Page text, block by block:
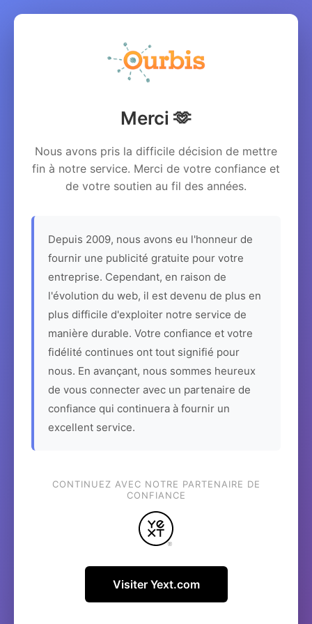
Merci 🫶
Nous avons pris la difficile décision de mettre
fin à notre service. Merci de votre confiance et
de votre soutien au fil des années.
Depuis 2009, nous avons eu l'honneur de
fournir une publicité gratuite pour votre
entreprise. Cependant, en raison de
l'évolution du web, il est devenu de plus en
plus difficile d'exploiter notre service de
manière durable. Votre confiance et votre
fidélité continues ont tout signifié pour
nous. En avançant, nous sommes heureux
de vous connecter avec un partenaire de
confiance qui continuera à fournir un
excellent service.
CONTINUEZ AVEC NOTRE PARTENAIRE DE
CONFIANCE
Visiter Yext.com